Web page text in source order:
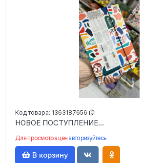
Код товара: 1363187656
НОВОЕ ПОСТУПЛЕНИЕ...
Для просмотра цен авторизуйтесь
В корзину